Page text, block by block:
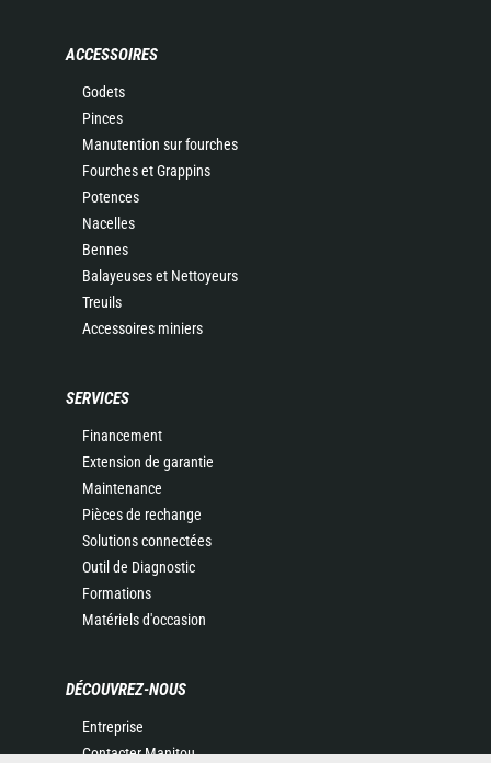
ACCESSOIRES
Godets
Pinces
Manutention sur fourches
Fourches et Grappins
Potences
Nacelles
Bennes
Balayeuses et Nettoyeurs
Treuils
Accessoires miniers
SERVICES
Financement
Extension de garantie
Maintenance
Pièces de rechange
Solutions connectées
Outil de Diagnostic
Formations
Matériels d'occasion
DÉCOUVREZ-NOUS
Entreprise
Contacter Manitou